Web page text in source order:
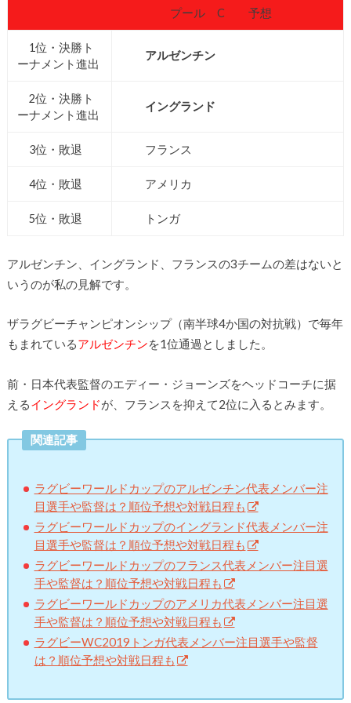
プール C 予想
1位・決勝ト
ーナメント進出
アルゼンチン
2位・決勝ト
ーナメント進出
イングランド
3位・敗退 フランス
4位・敗退 アメリカ
5位・敗退 トンガ
アルゼンチン、イングランド、フランスの3チームの差はないと
いうのが私の見解です。
ザラグビーチャンピオンシップ（南半球4か国の対抗戦）で毎年
もまれているアルゼンチンを1位通過としました。
前・日本代表監督のエディー・ジョーンズをヘッドコーチに据
えるイングランドが、フランスを抑えて2位に入るとみます。
関連記事
ラグビーワールドカップのアルゼンチン代表メンバー注
目選手や監督は？順位予想や対戦日程も
ラグビーワールドカップのイングランド代表メンバー注
目選手や監督は？順位予想や対戦日程も
ラグビーワールドカップのフランス代表メンバー注目選
手や監督は？順位予想や対戦日程も
ラグビーワールドカップのアメリカ代表メンバー注目選
手や監督は？順位予想や対戦日程も
ラグビーWC2019トンガ代表メンバー注目選手や監督
は？順位予想や対戦日程も